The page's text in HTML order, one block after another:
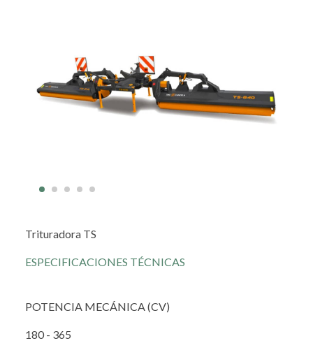
Trituradora TS
ESPECIFICACIONES TÉCNICAS
POTENCIA MECÁNICA (CV)
180 - 365